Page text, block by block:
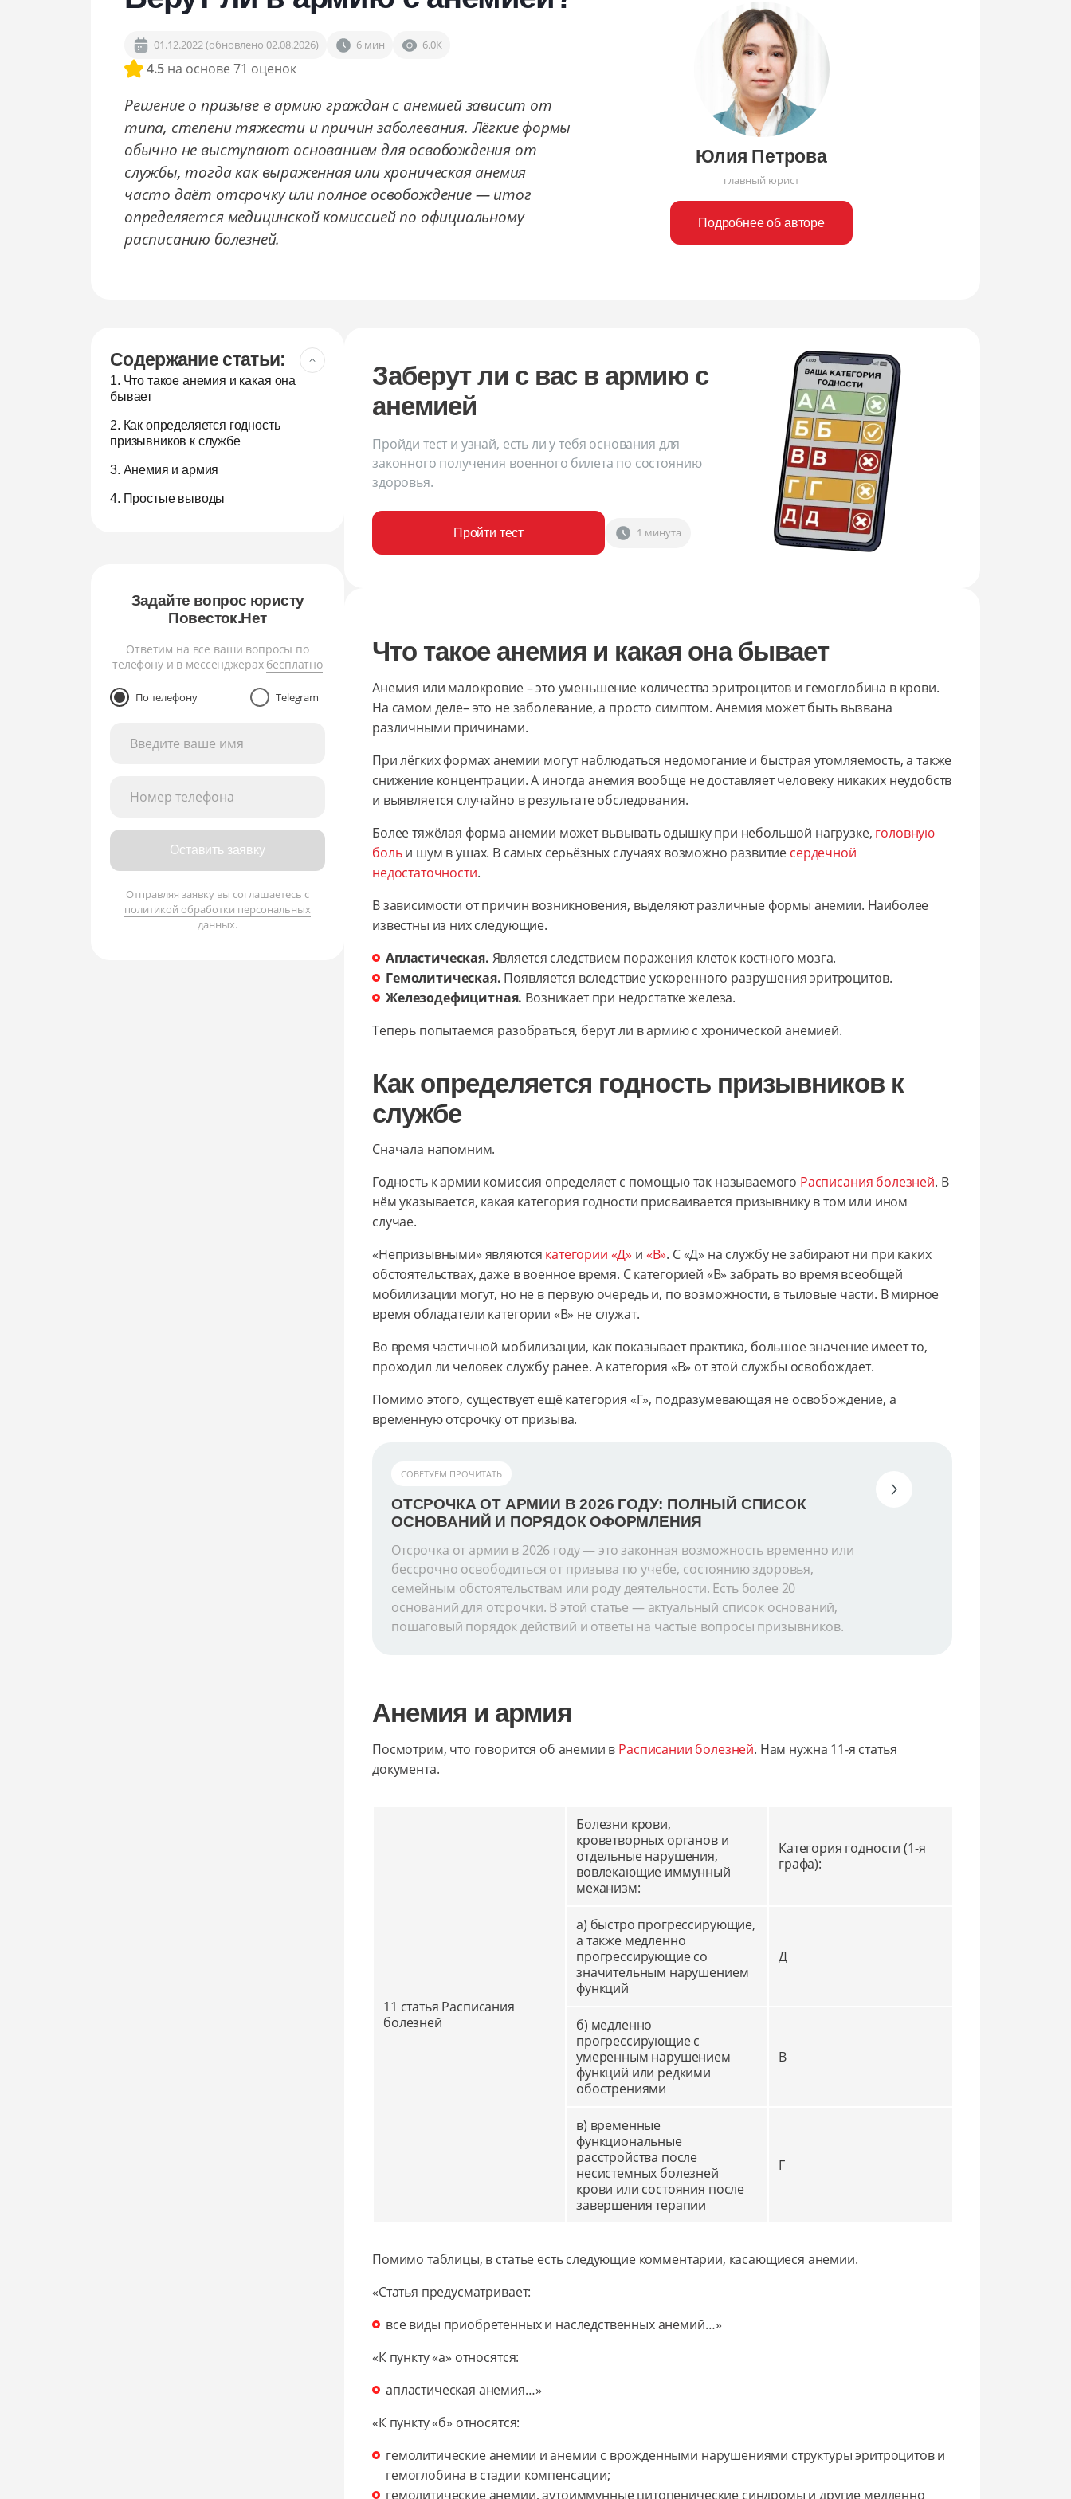
Сопровождение в военкомате
Снятие ограничений по повестке
01.12.2022 (обновлено 02.08.2026) 6 мин 6.0К
4.5 на основе 71 оценок
Решение о призыве в армию граждан с анемией зависит от
типа, степени тяжести и причин заболевания. Лёгкие формы
обычно не выступают основанием для освобождения от
службы, тогда как выраженная или хроническая анемия
часто даёт отсрочку или полное освобождение — итог
определяется медицинской комиссией по официальному
расписанию болезней.
Юлия Петрова
главный юрист
Подробнее об авторе
Содержание статьи:
1. Что такое анемия и какая она
бывает
2. Как определяется годность
призывников к службе
3. Анемия и армия
4. Простые выводы
Задайте вопрос юристу
Повесток.Нет
Ответим на все ваши вопросы по
телефону и в мессенджерах бесплатно
По телефону Telegram
Введите ваше имя
Номер телефона
Оставить заявку
Отправляя заявку вы соглашаетесь с
политикой обработки персональных
данных.
Заберут ли с вас в армию с
анемией
Пройди тест и узнай, есть ли у тебя основания для
законного получения военного билета по состоянию
здоровья.
Пройти тест 1 минута
Что такое анемия и какая она бывает
Анемия или малокровие – это уменьшение количества эритроцитов и гемоглобина в крови.
На самом деле– это не заболевание, а просто симптом. Анемия может быть вызвана
различными причинами.
При лёгких формах анемии могут наблюдаться недомогание и быстрая утомляемость, а также
снижение концентрации. А иногда анемия вообще не доставляет человеку никаких неудобств
и выявляется случайно в результате обследования.
Более тяжёлая форма анемии может вызывать одышку при небольшой нагрузке, головную
больи шум в ушах. В самых серьёзных случаях возможно развитие сердечной
недостаточности.
В зависимости от причин возникновения, выделяют различные формы анемии. Наиболее
известны из них следующие.
Апластическая. Является следствием поражения клеток костного мозга.
Гемолитическая. Появляется вследствие ускоренного разрушения эритроцитов.
Железодефицитная. Возникает при недостатке железа.
Теперь попытаемся разобраться, берут ли в армию с хронической анемией.
Как определяется годность призывников к
службе
Сначала напомним.
Годность к армии комиссия определяет с помощью так называемого Расписания болезней. В
нём указывается, какая категория годности присваивается призывнику в том или ином
случае.
«Непризывными» являются категории «Д» и «В». С «Д» на службу не забирают ни при каких
обстоятельствах, даже в военное время. С категорией «В» забрать во время всеобщей
мобилизации могут, но не в первую очередь и, по возможности, в тыловые части. В мирное
время обладатели категории «В» не служат.
Во время частичной мобилизации, как показывает практика, большое значение имеет то,
проходил ли человек службу ранее. А категория «В» от этой службы освобождает.
Помимо этого, существует ещё категория «Г», подразумевающая не освобождение, а
временную отсрочку от призыва.
СОВЕТУЕМ ПРОЧИТАТЬ
ОТСРОЧКА ОТ АРМИИ В 2026 ГОДУ: ПОЛНЫЙ СПИСОК
ОСНОВАНИЙ И ПОРЯДОК ОФОРМЛЕНИЯ
Отсрочка от армии в 2026 году — это законная возможность временно или
бессрочно освободиться от призыва по учебе, состоянию здоровья,
семейным обстоятельствам или роду деятельности. Есть более 20
оснований для отсрочки. В этой статье — актуальный список оснований,
пошаговый порядок действий и ответы на частые вопросы призывников.
Анемия и армия
Посмотрим, что говорится об анемии в Расписании болезней. Нам нужна 11-я статья
документа.
11 статья Расписания
болезней
Болезни крови,
кроветворных органов и
отдельные нарушения,
вовлекающие иммунный
механизм:
Категория годности (1-я
графа):
а) быстро прогрессирующие,
а также медленно
прогрессирующие со
значительным нарушением
функций
Д
б) медленно
прогрессирующие с
умеренным нарушением
функций или редкими
обострениями
В
в) временные
функциональные
расстройства после
несистемных болезней
крови или состояния после
завершения терапии
Г
Помимо таблицы, в статье есть следующие комментарии, касающиеся анемии.
«Статья предусматривает:
все виды приобретенных и наследственных анемий…»
«К пункту «а» относятся:
апластическая анемия…»
«К пункту «б» относятся:
гемолитические анемии и анемии с врожденными нарушениями структуры эритроцитов и
гемоглобина в стадии компенсации;
гемолитические анемии, аутоиммунные цитопенические синдромы и другие медленно